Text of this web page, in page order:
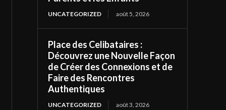
UNCATEGORIZED août 5, 2026
Place des Celibataires :
Découvrez une Nouvelle Façon
de Créer des Connexions et de
Faire des Rencontres
Authentiques
UNCATEGORIZED août 3, 2026